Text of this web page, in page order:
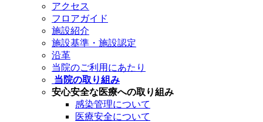
アクセス
フロアガイド
施設紹介
施設基準・施設認定
沿革
当院のご利用にあたり
当院の取り組み
安心安全な医療への取り組み
感染管理について
医療安全について